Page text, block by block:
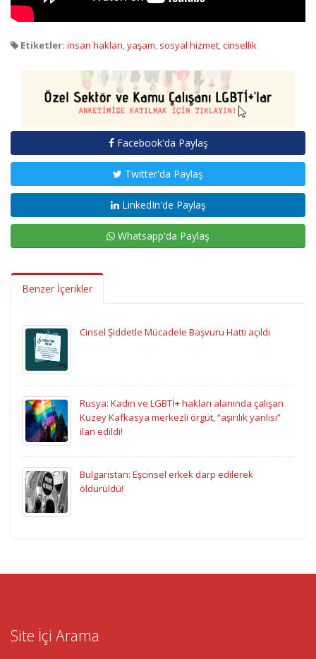
Etiketler: insan hakları,yaşam, sosyal hizmet,cinsellik
Facebook'da Paylaş
Twitter'da Paylaş
LinkedIn'de Paylaş
Whatsapp'da Paylaş
Benzer İçerikler
Cinsel Şiddetle Mücadele Başvuru Hattı açıldı
Rusya: Kadın ve LGBTİ+ hakları alanında çalışan
Kuzey Kafkasya merkezli örgüt, “aşırılık yanlısı”
ilan edildi!
Bulgaristan: Eşcinsel erkek darp edilerek
öldürüldü!
Site İçi Arama